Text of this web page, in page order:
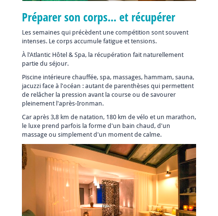
Préparer son corps... et récupérer
Les semaines qui précèdent une compétition sont souvent
intenses. Le corps accumule fatigue et tensions.
À l'Atlantic Hôtel & Spa, la récupération fait naturellement
partie du séjour.
Piscine intérieure chauffée, spa, massages, hammam, sauna,
jacuzzi face à l'océan : autant de parenthèses qui permettent
de relâcher la pression avant la course ou de savourer
pleinement l'après-Ironman.
Car après 3,8 km de natation, 180 km de vélo et un marathon,
le luxe prend parfois la forme d'un bain chaud, d'un
massage ou simplement d'un moment de calme.